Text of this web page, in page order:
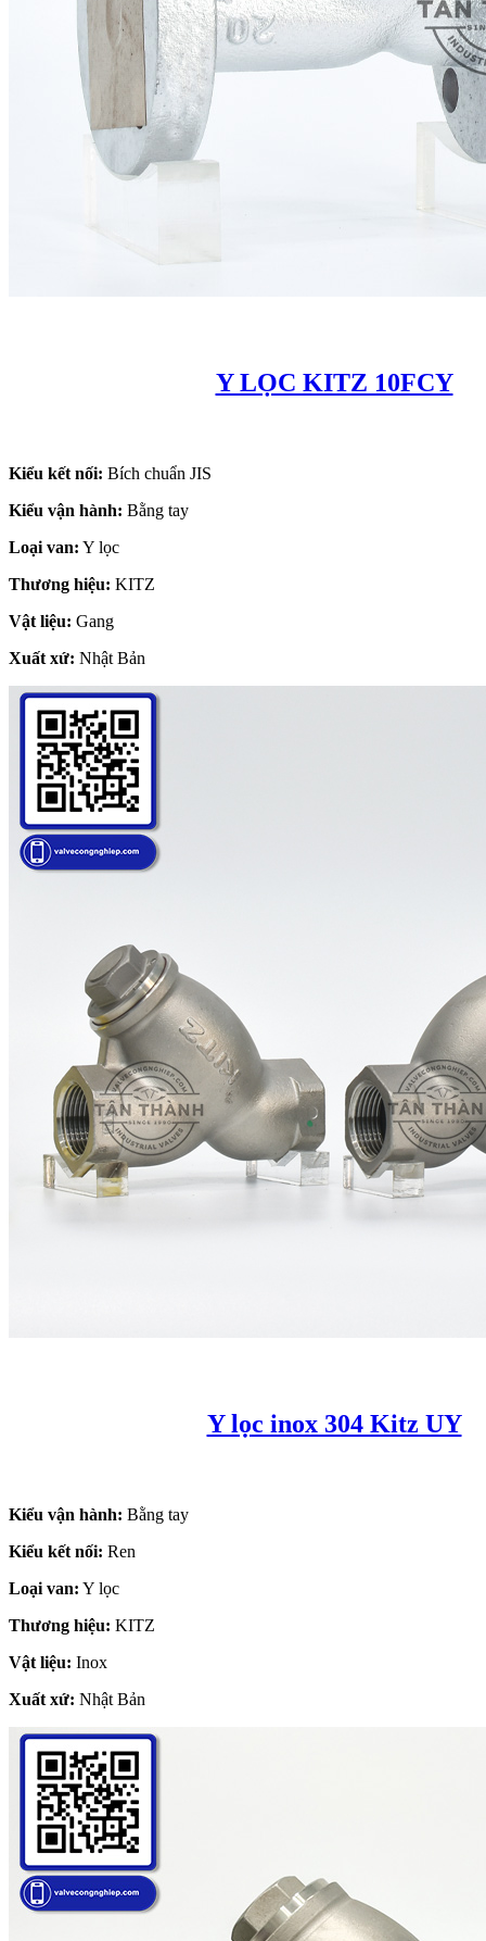
Y LỌC KITZ 10FCY
Kiểu kết nối: Bích chuẩn JIS
Kiểu vận hành: Bằng tay
Loại van: Y lọc
Thương hiệu: KITZ
Vật liệu: Gang
Xuất xứ: Nhật Bản
Y lọc inox 304 Kitz UY
Kiểu vận hành: Bằng tay
Kiểu kết nối: Ren
Loại van: Y lọc
Thương hiệu: KITZ
Vật liệu: Inox
Xuất xứ: Nhật Bản